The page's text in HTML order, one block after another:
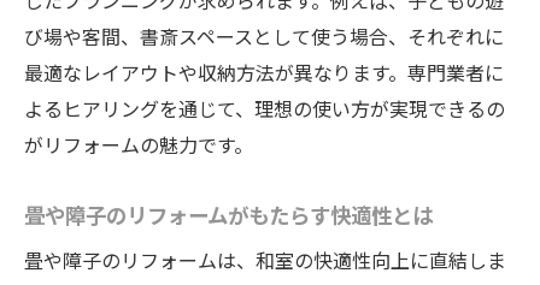
び場や客間、書斎スペースとして使う場合、それぞれに
最適なレイアウトや収納方法が異なります。専門業者に
よるヒアリングを通じて、理想の使い方が実現できるの
がリフォームの魅力です。
畳や障子のリフォームがもたらす快適性とは
畳や障子のリフォームは、和室の快適性向上に直結しま